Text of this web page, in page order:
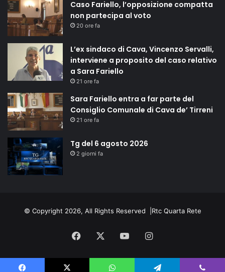
Caso Fariello, l’opposizione compatta
non partecipa al voto
20 ore fa
L’ex sindaco di Cava, Vincenzo Servalli,
interviene a proposito del caso relativo
a Sara Fariello
21 ore fa
Sara Fariello entra a far parte del
Consiglio Comunale di Cava de’ Tirreni
21 ore fa
Tg del 6 agosto 2026
2 giorni fa
© Copyright 2026, All Rights Reserved | Rtc Quarta Rete
Facebook You
Tube
Instagram